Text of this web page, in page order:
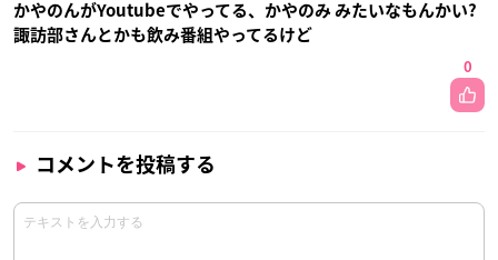
かやのんがYoutubeでやってる、かやのみ みたいなもんかい?
諏訪部さんとかも飲み番組やってるけど
0
コメントを投稿する